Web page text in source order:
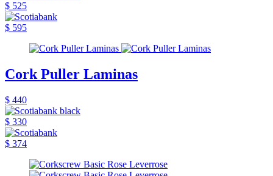
$ 525
$ 595
Cork Puller Laminas
$ 440
$ 330
$ 374